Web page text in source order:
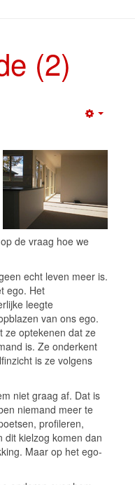
(2)
de vraag hoe we
echt leven meer is.
ego. Het
leegte
van ons ego.
ze optekenen dat ze
is. Ze onderkent
is ze volgens
niet graag af. Dat is
niemand meer te
profileren,
dit kielzog komen dan
Maar op het ego-